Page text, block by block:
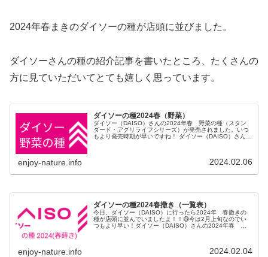
2024年春まきのダイソーの種が店頭に並びました。
ダイソーさんの種の紹介記事を書いたところ、たくさんの
方に見ていただいてとても嬉しく思っています。
ダイソーの種2024春（野菜）
ダイソー（DAISO）さんの2024年春 野菜の種（スタン
ダード・アグリライフシリーズ）が発売されました。いつ
もより発売時期が早いですね！ ダイソー（DAISO）さんの
enjoy-nature.info 2024.02.06
ダイソーの種2024春撒き（一覧表）
今日、ダイソー（DAISO）に行ったら2024年 春撒きの
種が店頭に並んでいましたよ！！😄今は2月上旬なのでい
つもより早い！ダイソー（DAISO）さんの2024年春 野
enjoy-nature.info 2024.02.04